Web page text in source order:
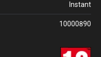
Instant
10000890